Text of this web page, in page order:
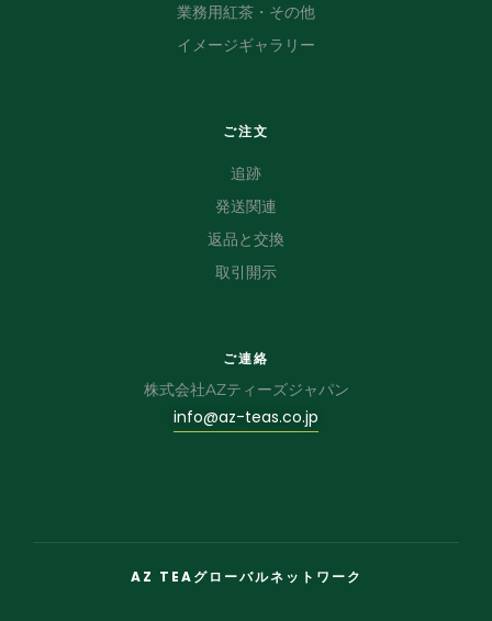
業務用紅茶・その他
イメージギャラリー
ご注文
追跡
発送関連
返品と交換
取引開示
ご連絡
株式会社AZティーズジャパン
info@az-teas.co.jp
AZ TEAグローバルネットワーク